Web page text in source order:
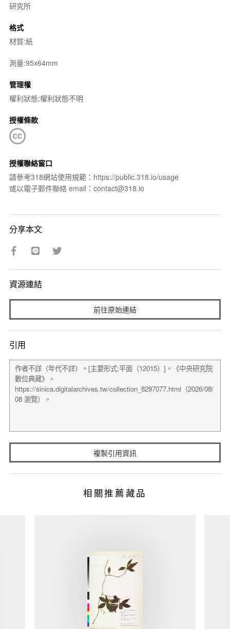
研究所
格式
材質:紙
測量:95x64mm
管理權
權利狀態:權利狀態不明
授權條款
授權聯絡窗口
請參考318網站使用規範：https://public.318.io/usage
或以電子郵件聯絡 email：contact@318.io
分享本文
資源連結
前往原始連結
引用
複製引用資訊
相關推薦藏品